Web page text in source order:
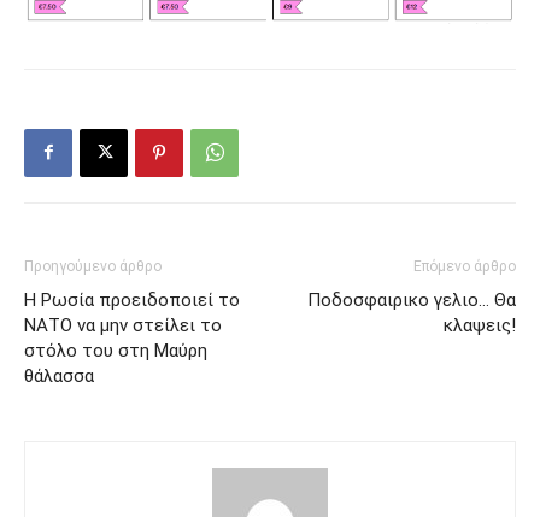
Προηγούμενο άρθρο
Η Ρωσία προειδοποιεί το
ΝΑΤΟ να μην στείλει το
στόλο του στη Μαύρη
θάλασσα
Επόμενο άρθρο
Ποδοσφαιρικο γελιο… Θα
κλαψεις!